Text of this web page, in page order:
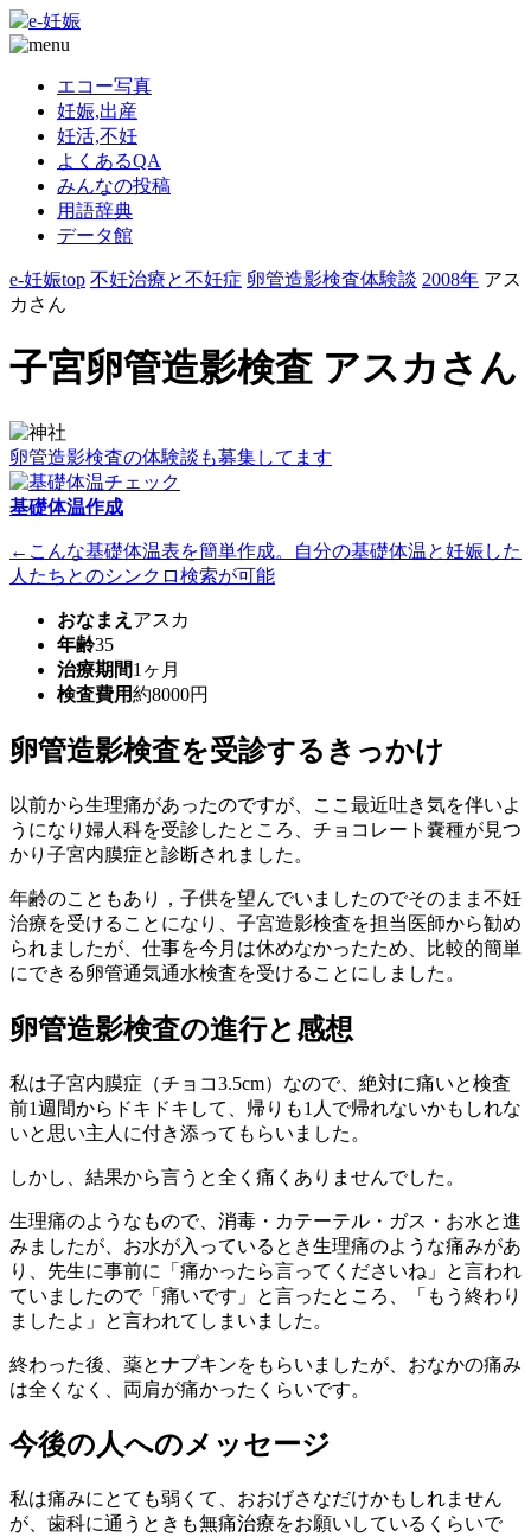
エコー写真
妊娠,出産
妊活,不妊
よくあるQA
みんなの投稿
用語辞典
データ館
e-妊娠top 不妊治療と不妊症 卵管造影検査体験談 2008年 アス
カさん
子宮卵管造影検査 アスカさん
卵管造影検査の体験談も募集してます
基礎体温作成
←こんな基礎体温表を簡単作成。自分の基礎体温と妊娠した
人たちとのシンクロ検索が可能
おなまえ アスカ
年齢35
治療期間1ヶ月
検査費用約8000円
卵管造影検査を受診するきっかけ
以前から生理痛があったのですが、ここ最近吐き気を伴いよ
うになり婦人科を受診したところ、チョコレート嚢種が見つ
かり子宮内膜症と診断されました。
年齢のこともあり，子供を望んでいましたのでそのまま不妊
治療を受けることになり、子宮造影検査を担当医師から勧め
られましたが、仕事を今月は休めなかったため、比較的簡単
にできる卵管通気通水検査を受けることにしました。
卵管造影検査の進行と感想
私は子宮内膜症（チョコ3.5cm）なので、絶対に痛いと検査
前1週間からドキドキして、帰りも1人で帰れないかもしれな
いと思い主人に付き添ってもらいました。
しかし、結果から言うと全く痛くありませんでした。
生理痛のようなもので、消毒・カテーテル・ガス・お水と進
みましたが、お水が入っているとき生理痛のような痛みがあ
り、先生に事前に「痛かったら言ってくださいね」と言われ
ていましたので「痛いです」と言ったところ、「もう終わり
ましたよ」と言われてしまいました。
終わった後、薬とナプキンをもらいましたが、おなかの痛み
は全くなく、両肩が痛かったくらいです。
今後の人へのメッセージ
私は痛みにとても弱くて、おおげさなだけかもしれません
が、歯科に通うときも無痛治療をお願いしているくらいで